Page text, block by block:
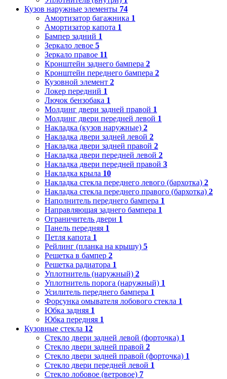
Кузов наружные элементы 74
Амортизатор багажника 1
Амортизатор капота 1
Бампер задний 1
Зеркало левое 5
Зеркало правое 11
Кронштейн заднего бампера 2
Кронштейн переднего бампера 2
Кузовной элемент 2
Локер передний 1
Лючок бензобака 1
Молдинг двери задней правой 1
Молдинг двери передней левой 1
Накладка (кузов наружные) 2
Накладка двери задней левой 2
Накладка двери задней правой 2
Накладка двери передней левой 2
Накладка двери передней правой 3
Накладка крыла 10
Накладка стекла переднего левого (бархотка) 2
Накладка стекла переднего правого (бархотка) 2
Наполнитель переднего бампера 1
Направляющая заднего бампера 1
Ограничитель двери 1
Панель передняя 1
Петля капота 1
Рейлинг (планка на крышу) 5
Решетка в бампер 2
Решетка радиатора 1
Уплотнитель (наружный) 2
Уплотнитель порога (наружный) 1
Усилитель переднего бампера 1
Форсунка омывателя лобового стекла 1
Юбка задняя 1
Юбка передняя 1
Кузовные стекла 12
Стекло двери задней левой (форточка) 1
Стекло двери задней правой 2
Стекло двери задней правой (форточка) 1
Стекло двери передней левой 1
Стекло лобовое (ветровое) 7